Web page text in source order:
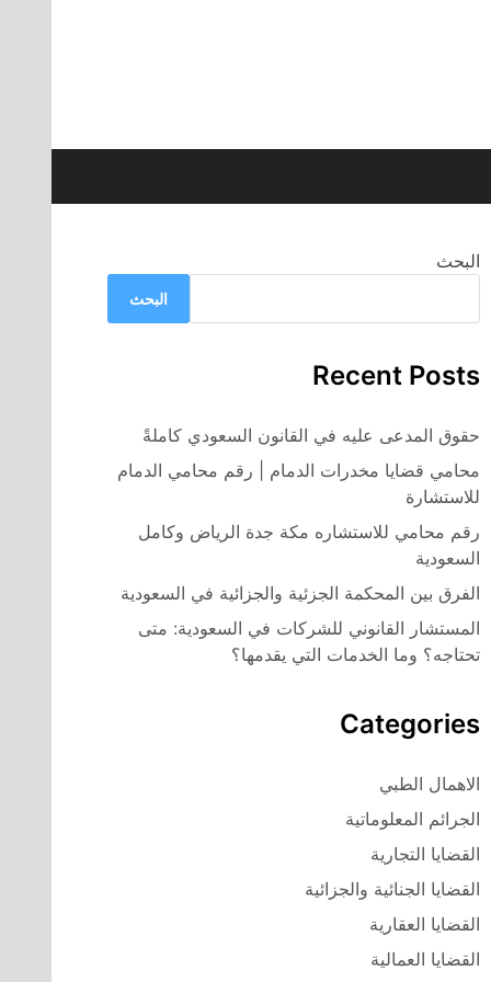
البحث
البحث
Recent Posts
حقوق المدعى عليه في القانون السعودي كاملةً
محامي قضايا مخدرات الدمام | رقم محامي الدمام
للاستشارة
رقم محامي للاستشاره مكة جدة الرياض وكامل
السعودية
الفرق بين المحكمة الجزئية والجزائية في السعودية
المستشار القانوني للشركات في السعودية: متى
تحتاجه؟ وما الخدمات التي يقدمها؟
Categories
الاهمال الطبي
الجرائم المعلوماتية
القضايا التجارية
القضايا الجنائية والجزائية
القضايا العقارية
القضايا العمالية